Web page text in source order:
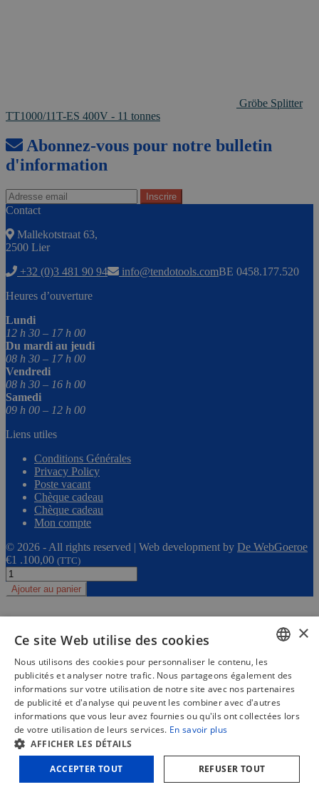
Gröbe Splitter
TT1000/11T-ES 400V - 11 tonnes
Abonnez-vous pour notre bulletin
d'information
Contact
Mallekotstraat 63,
2500 Lier
+32 (0)3 481 90 94
info@tendotools.comBE 0458.177.520
Heures d’ouverture
Lundi
12 h 30 – 17 h 00
Du mardi au jeudi
08 h 30 – 17 h 00
Vendredi
08 h 30 – 16 h 00
Samedi
09 h 00 – 12 h 00
Liens utiles
Conditions Générales
Privacy Policy
Poste vacant
Chèque cadeau
Chèque cadeau
Mon compte
© 2026 - All rights reserved | Web development by De WebGoeroe
€1 .100,00 (TTC)
quantité
de
Gröbe
ES
230V
tonnes
Ajouter au panier
DUTCH
FRENCH
ENGLISH
×
Ce site Web utilise des cookies
Nous utilisons des cookies pour personnaliser le contenu, les
publicités et analyser notre trafic. Nous partageons également des
informations sur votre utilisation de notre site avec nos partenaires
de publicité et d'analyse qui peuvent les combiner avec d'autres
informations que vous leur avez fournies ou qu'ils ont collectées lors
de votre utilisation de leurs services. En savoir plus
AFFICHER LES DÉTAILS
ACCEPTER TOUT REFUSER TOUT